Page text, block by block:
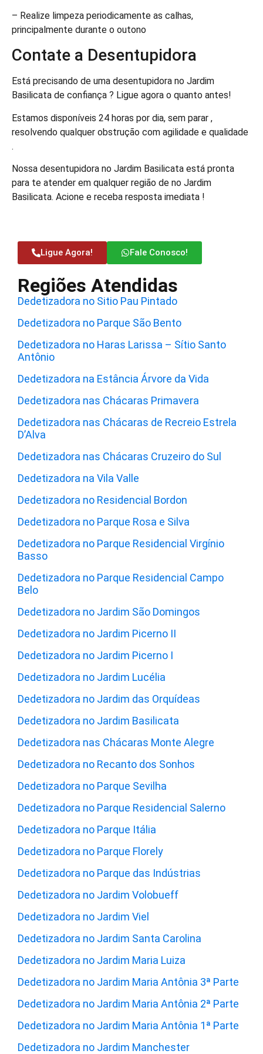
– Realize limpeza periodicamente as calhas,
principalmente durante o outono
Contate a Desentupidora
Está precisando de uma desentupidora no Jardim
Basilicata de confiança ? Ligue agora o quanto antes!
Estamos disponíveis 24 horas por dia, sem parar ,
resolvendo qualquer obstrução com agilidade e qualidade
.
Nossa desentupidora no Jardim Basilicata está pronta
para te atender em qualquer região de no Jardim
Basilicata. Acione e receba resposta imediata !
Ligue Agora! Fale Conosco!
Regiões Atendidas
Dedetizadora no Sitio Pau Pintado
Dedetizadora no Parque São Bento
Dedetizadora no Haras Larissa – Sítio Santo
Antônio
Dedetizadora na Estância Árvore da Vida
Dedetizadora nas Chácaras Primavera
Dedetizadora nas Chácaras de Recreio Estrela
D’Alva
Dedetizadora nas Chácaras Cruzeiro do Sul
Dedetizadora na Vila Valle
Dedetizadora no Residencial Bordon
Dedetizadora no Parque Rosa e Silva
Dedetizadora no Parque Residencial Virgínio
Basso
Dedetizadora no Parque Residencial Campo
Belo
Dedetizadora no Jardim São Domingos
Dedetizadora no Jardim Picerno II
Dedetizadora no Jardim Picerno I
Dedetizadora no Jardim Lucélia
Dedetizadora no Jardim das Orquídeas
Dedetizadora no Jardim Basilicata
Dedetizadora nas Chácaras Monte Alegre
Dedetizadora no Recanto dos Sonhos
Dedetizadora no Parque Sevilha
Dedetizadora no Parque Residencial Salerno
Dedetizadora no Parque Itália
Dedetizadora no Parque Florely
Dedetizadora no Parque das Indústrias
Dedetizadora no Jardim Volobueff
Dedetizadora no Jardim Viel
Dedetizadora no Jardim Santa Carolina
Dedetizadora no Jardim Maria Luiza
Dedetizadora no Jardim Maria Antônia 3ª Parte
Dedetizadora no Jardim Maria Antônia 2ª Parte
Dedetizadora no Jardim Maria Antônia 1ª Parte
Dedetizadora no Jardim Manchester